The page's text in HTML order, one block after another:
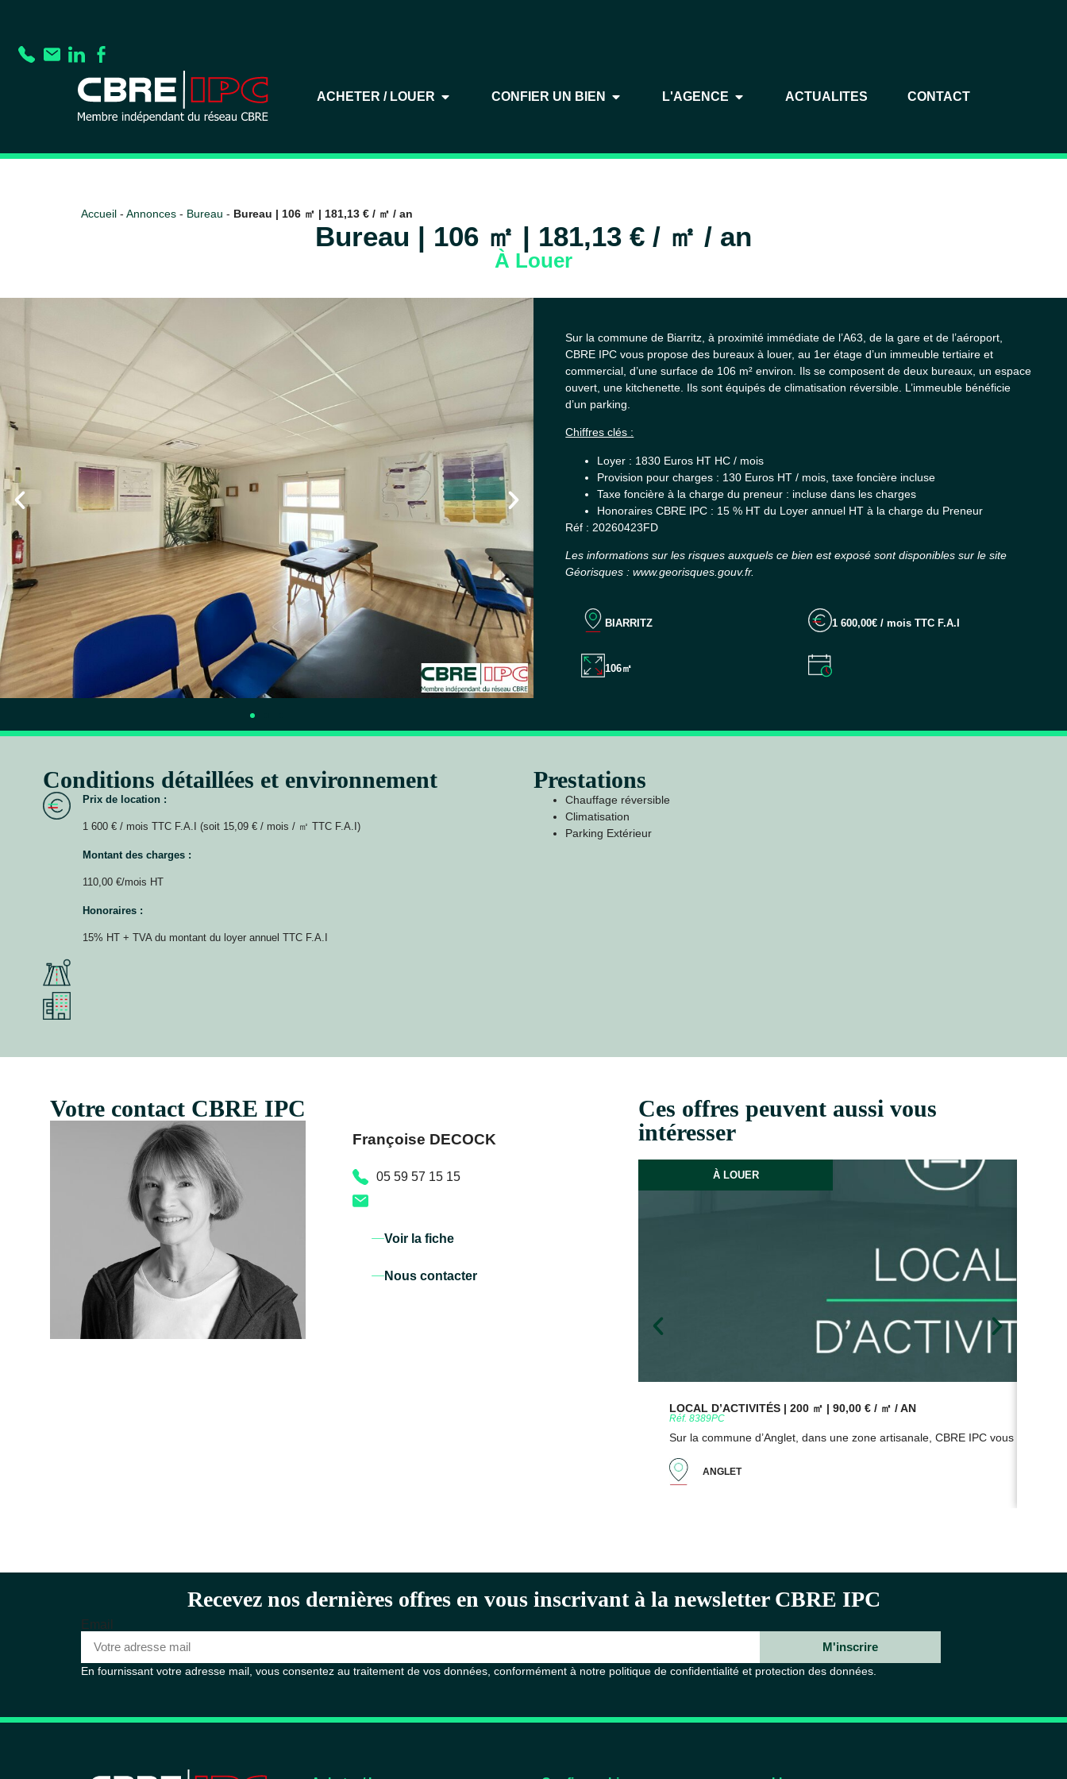
ACHETER / LOUER CONFIER UN BIEN L'AGENCE ACTUALITES CONTACT
Accueil - Annonces - Bureau - Bureau | 106 ㎡ | 181,13 € / ㎡ / an
Bureau | 106 ㎡ | 181,13 € / ㎡ / an
À Louer
Sur la commune de Biarritz, à proximité immédiate de l’A63, de la gare et de l’aéroport,
CBRE IPC vous propose des bureaux à louer, au 1er étage d’un immeuble tertiaire et
commercial, d’une surface de 106 m² environ. Ils se composent de deux bureaux, un espace
ouvert, une kitchenette. Ils sont équipés de climatisation réversible. L’immeuble bénéficie
d’un parking.
Chiffres clés :
Loyer : 1830 Euros HT HC / mois
Provision pour charges : 130 Euros HT / mois, taxe foncière incluse
Taxe foncière à la charge du preneur : incluse dans les charges
Honoraires CBRE IPC : 15 % HT du Loyer annuel HT à la charge du Preneur
Réf : 20260423FD
Les informations sur les risques auxquels ce bien est exposé sont disponibles sur le site
Géorisques : www.georisques.gouv.fr.
BIARRITZ 1 600,00€ / mois TTC F.A.I
106㎡
Conditions détaillées et environnement
Prix de location :
1 600 € / mois TTC F.A.I (soit 15,09 € / mois / ㎡ TTC F.A.I)
Montant des charges :
110,00 €/mois HT
Honoraires :
15% HT + TVA du montant du loyer annuel TTC F.A.I
Prestations
Chauffage réversible
Climatisation
Parking Extérieur
Votre contact CBRE IPC
Françoise DECOCK
05 59 57 15 15
Voir la fiche
Nous contacter
Ces offres peuvent aussi vous
intéresser
LOCAL D’ACTIVITÉS | 200 ㎡ | 90,00 € / ㎡ / AN
Réf. 8389PC
Sur la commune d’Anglet, dans une zone artisanale, CBRE IPC vous
ANGLET
À LOUER
Recevez nos dernières offres en vous inscrivant à la newsletter CBRE IPC
Email
M'inscrire
En fournissant votre adresse mail, vous consentez au traitement de vos données, conformément à notre politique de confidentialité et protection des données.